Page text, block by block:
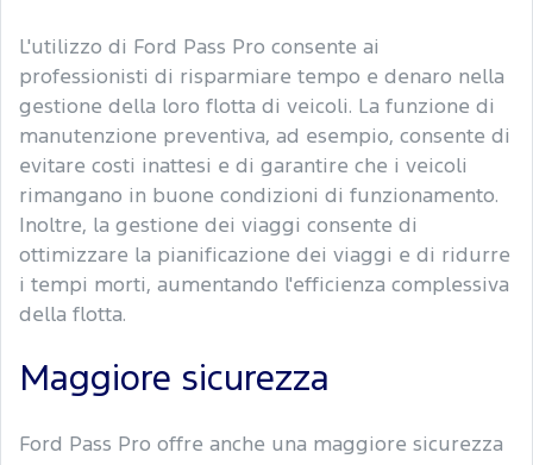
L'utilizzo di Ford Pass Pro consente ai
professionisti di risparmiare tempo e denaro nella
gestione della loro flotta di veicoli. La funzione di
manutenzione preventiva, ad esempio, consente di
evitare costi inattesi e di garantire che i veicoli
rimangano in buone condizioni di funzionamento.
Inoltre, la gestione dei viaggi consente di
ottimizzare la pianificazione dei viaggi e di ridurre
i tempi morti, aumentando l'efficienza complessiva
della flotta.
Maggiore sicurezza
Ford Pass Pro offre anche una maggiore sicurezza